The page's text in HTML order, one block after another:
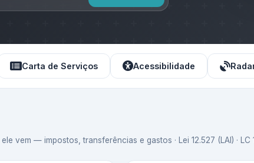
Carta de Serviços Acessibilidade
vem — impostos, transferências e gastos · Lei 12.527 (LAI) · LC